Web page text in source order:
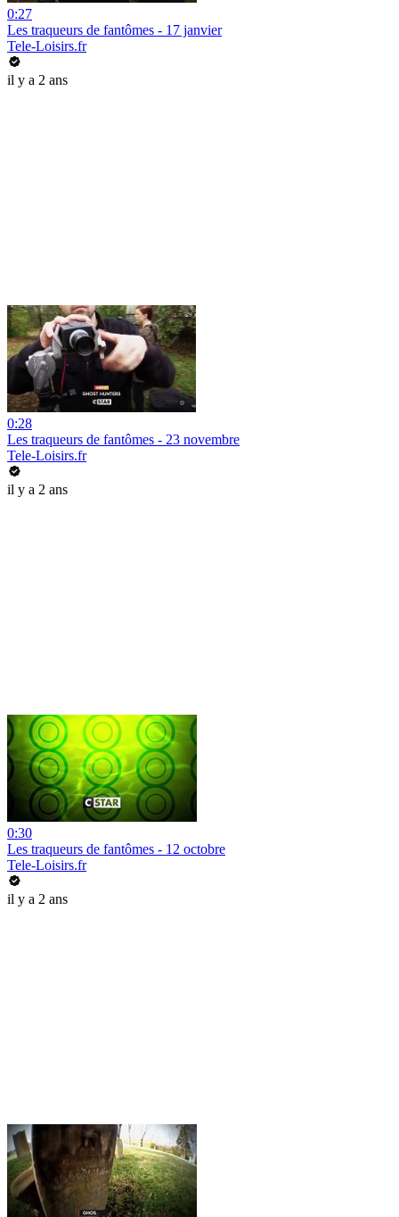
0:27
Les traqueurs de fantômes - 17 janvier
Tele-Loisirs.fr
il y a 2 ans
0:28
Les traqueurs de fantômes - 23 novembre
Tele-Loisirs.fr
il y a 2 ans
0:30
Les traqueurs de fantômes - 12 octobre
Tele-Loisirs.fr
il y a 2 ans